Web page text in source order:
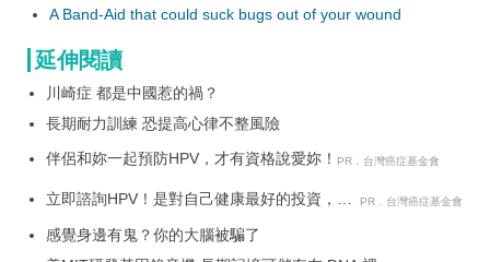
A Band-Aid that could suck bugs out of your wound
延伸閱讀
川崎症 都是中國惹的禍？
長期耐力訓練 恐提高心律不整風險
伴侶和妳一起預防HPV，才有資格說愛妳！ PR．台灣癌症基金會
立即諮詢HPV！是對自己健康最好的投資，把
PR．台灣癌症基金會
感覺身邊有鬼？你的大腦被騙了